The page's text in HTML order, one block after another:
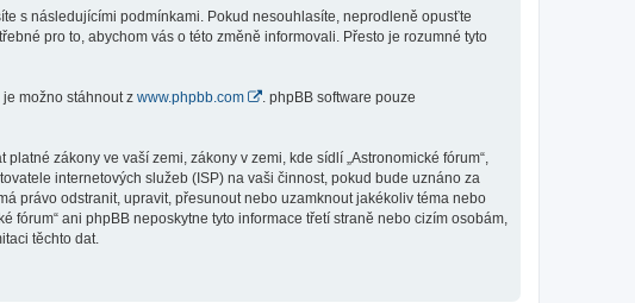
s následujícími podmínkami. Pokud nesouhlasíte, neprodleně opusťte
pro to, abychom vás o této změně informovali. Přesto je rozumné tyto
je možno stáhnout z www.phpbb.com
. phpBB software pouze
zákony ve vaší zemi, zákony v zemi, kde sídlí „Astronomické fórum“,
internetových služeb (ISP) na vaši činnost, pokud bude uznáno za
právo odstranit, upravit, přesunout nebo uzamknout jakékoliv téma nebo
fórum“ ani phpBB neposkytne tyto informace třetí straně nebo cizím osobám,
těchto dat.